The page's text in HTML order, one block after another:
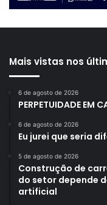
Mais vistas nos
6 de agosto de 2026
PERPETUIDADE EM
6 de agosto de 2026
Eu jurei que seria
5 de agosto de 2026
Construção de
do setor depende
artificial